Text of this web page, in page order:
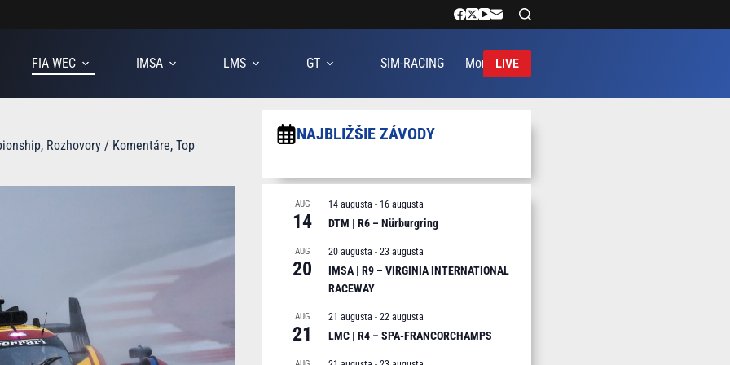
FIA WEC IMSA LMS GT SIM-RACING More LIVE
, Rozhovory / Komentáre, Top
NAJBLIŽŠIE ZÁVODY
AUG
14
14 augusta - 16 augusta
DTM | R6 – Nürburgring
AUG
20
20 augusta - 23 augusta
IMSA | R9 – VIRGINIA INTERNATIONAL
RACEWAY
AUG
21
21 augusta - 22 augusta
LMC | R4 – SPA-FRANCORCHAMPS